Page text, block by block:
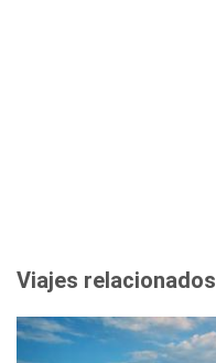
Viajes relacionados